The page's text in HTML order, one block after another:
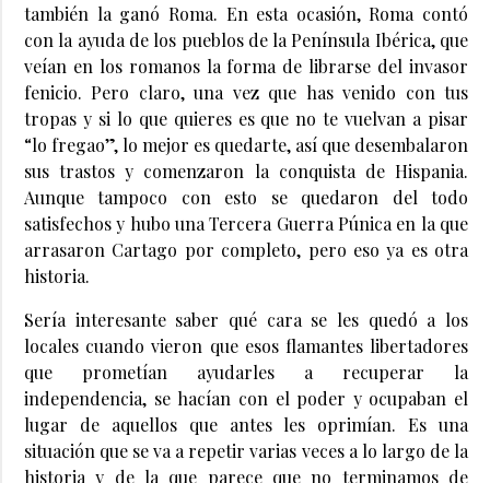
también la ganó Roma. En esta ocasión, Roma contó
con la ayuda de los pueblos de la Península Ibérica, que
veían en los romanos la forma de librarse del invasor
fenicio. Pero claro, una vez que has venido con tus
tropas y si lo que quieres es que no te vuelvan a pisar
“lo fregao”, lo mejor es quedarte, así que desembalaron
sus trastos y comenzaron la conquista de Hispania.
Aunque tampoco con esto se quedaron del todo
satisfechos y hubo una Tercera Guerra Púnica en la que
arrasaron Cartago por completo, pero eso ya es otra
historia.
Sería interesante saber qué cara se les quedó a los
locales cuando vieron que esos flamantes libertadores
que prometían ayudarles a recuperar la
independencia, se hacían con el poder y ocupaban el
lugar de aquellos que antes les oprimían. Es una
situación que se va a repetir varias veces a lo largo de la
historia y de la que parece que no terminamos de